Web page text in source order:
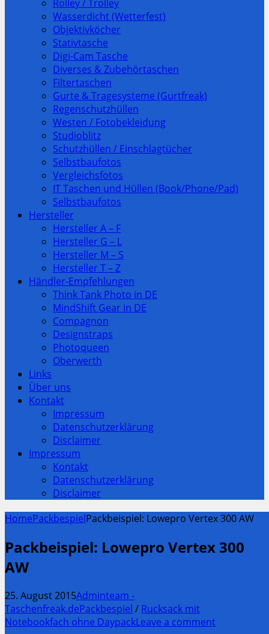
Rolley / Trolley
Wasserdicht (Wetterfest)
Objektivköcher
Stativtasche
Digi-Cam Tasche
Diverses & Zubehörtaschen
Filtertaschen
Gurte & Tragesysteme (Gurtfreak)
Regenschutzhüllen
Westen / Fotobekleidung
Studioblitz
Schutzhüllen / Einschlagtücher
Selbstbaufotos
Vergleichsfotos
IT Taschen und Hüllen (Book/Phone/Pad)
Selbstbaufotos
Hersteller
Hersteller A – F
Hersteller G – L
Hersteller M – S
Hersteller T – Z
Händler-Empfehlungen
Think Tank Photo in DE
MindShift Gear in DE
Compagnon
Designstraps
Photoqueen
Oberwerth
Links
Über uns
Kontakt
Impressum
Datenschutzerklärung
Disclaimer
Impressum
Kontakt
Datenschutzerklärung
Disclaimer
HomePackbespielPackbeispiel: Lowepro Vertex 300 AW
Packbeispiel: Lowepro Vertex 300
AW
25. August 2015Adminteam -
Taschenfreak.dePackbespiel / Rucksack mit
Notebookfach ohne DaypackLeave a comment